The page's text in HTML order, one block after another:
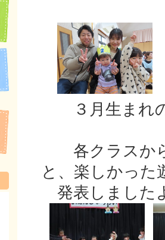
３月生まれの
各クラスから
と、楽しかった
発表しました